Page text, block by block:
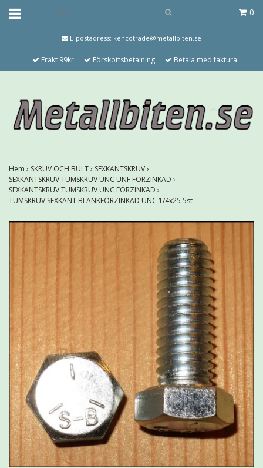
0
E-postadress: kencotrade@metallbiten.se
Frakt 99kr Förskottsbetalning Betala med faktura
Hem › SKRUV OCH BULT› SEXKANTSKRUV›
SEXKANTSKRUV TUMSKRUV UNC UNF FÖRZINKAD ›
SEXKANTSKRUV TUMSKRUV UNC FÖRZINKAD ›
TUMSKRUV SEXKANT BLANKFÖRZINKAD UNC 1/4x25 5st